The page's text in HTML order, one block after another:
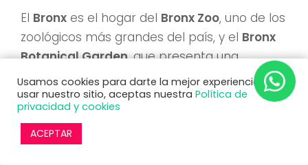
El Bronxes el hogar del Bronx Zoo, uno de los
zoológicos más grandes del país, y el Bronx
Botanical Garden, que presenta una
impresionante variedad de flora y fauna.
Williamsburgen Brooklyn es un paraíso
para los amantes del arte y la cultura
hipster. Aquí encontrarás galerías de arte
Usamos cookies para darte la mejor experiencia. Al
usar nuestro sitio, aceptas nuestra Política de
privacidad y cookies
ACEPTAR